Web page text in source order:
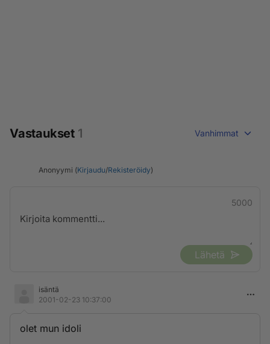
Vastaukset 1 Vanhimmat
Anonyymi (Kirjaudu/Rekisteröidy)
5000
Lähetä
isäntä
2001-02-23 10:37:00
olet mun idoli